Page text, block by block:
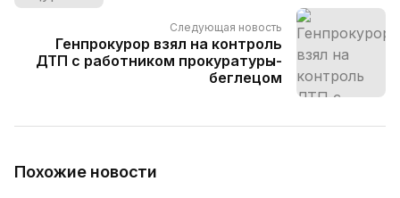
Следующая новость
Генпрокурор взял на контроль
ДТП с работником прокуратуры-
беглецом
Похожие новости